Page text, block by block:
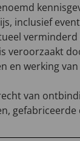
inclusief
veroorzaakt
en werking
van